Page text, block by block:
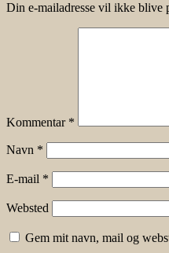
Din e-mailadresse vil ikke blive
Kommentar *
Navn *
E-mail *
Websted
Gem mit navn, mail og